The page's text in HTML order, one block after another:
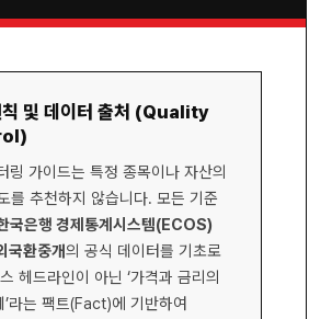
칙 및 데이터 출처 (Quality
링 가이드는 특정 종목이나 자산의
를 추천하지 않습니다. 모든 기준
국은행 경제통계시스템(ECOS)
국환중개의 공식 데이터를 기초로
헤드라인이 아닌 ‘가격과 금리의
’라는 팩트(Fact)에 기반하여